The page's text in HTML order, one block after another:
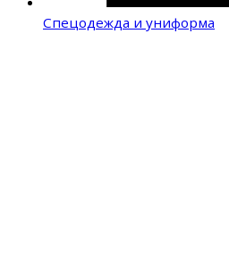
Спецодежда и униформа